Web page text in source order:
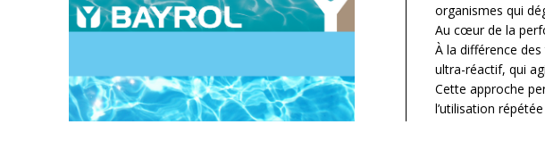
organismes qui
Au cœur de la
À la différence
ultra-réactif, qui
Cette approche
l’utilisation